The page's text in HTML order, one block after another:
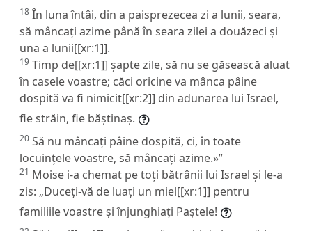
18 În luna întâi, din a paisprezecea zi a lunii, seara,
să mâncați azime până în seara zilei a douăzeci și
una a lunii[[xr:1]].
19 Timp de[[xr:1]] șapte zile, să nu se găsească aluat
în casele voastre; căci oricine va mânca pâine
dospită va fi nimicit[[xr:2]] din adunarea lui Israel,
fie străin, fie băștinaș.
20 Să nu mâncați pâine dospită, ci, în toate
locuințele voastre, să mâncați azime.»”
21 Moise i-a chemat pe toți bătrânii lui Israel și le-a
zis: „Duceți-vă de luați un miel[[xr:1]] pentru
familiile voastre și înjunghiați Paștele!